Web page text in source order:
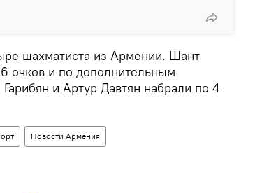
шахматиста из Армении. Шант
очков и по дополнительным
и Артур Давтян набрали по 4
Новости Армения